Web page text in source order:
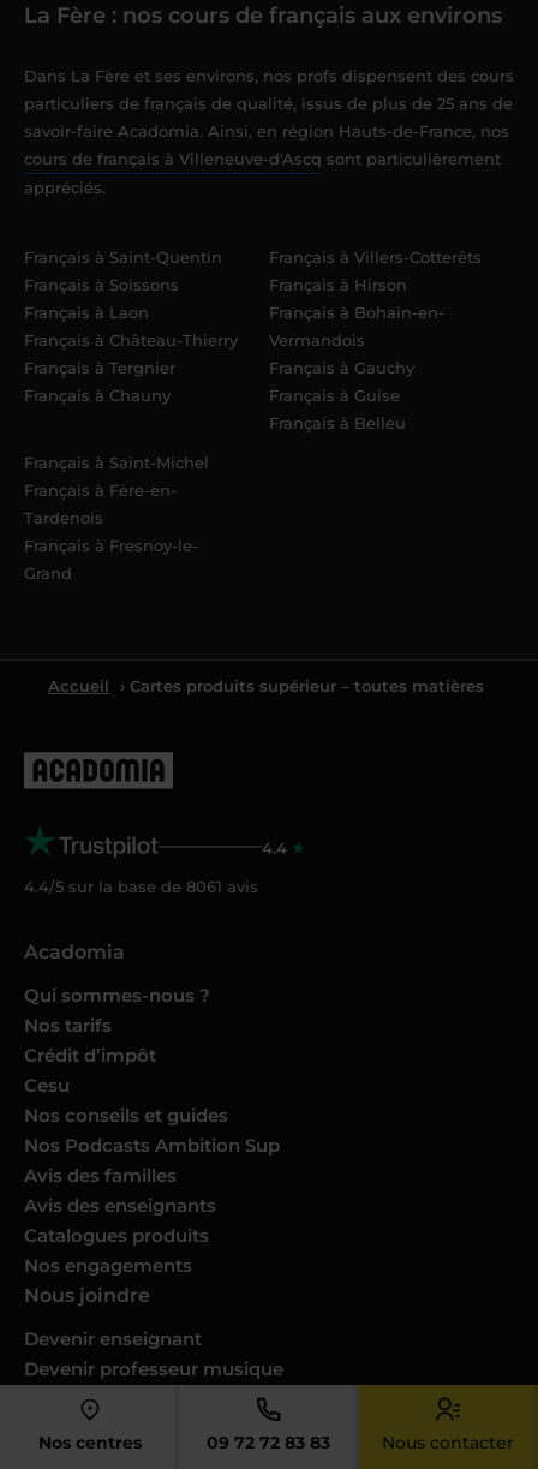
Nos centres 09 72 72 83 83 Nous contacter
La Fère : nos cours de français aux environs
Dans La Fère et ses environs, nos profs dispensent des cours
particuliers de français de qualité, issus de plus de 25 ans de
savoir-faire Acadomia. Ainsi, en région Hauts-de-France, nos
cours de français à Villeneuve-d'Ascq sont particulièrement
appréciés.
Français à Saint-Quentin
Français à Soissons
Français à Laon
Français à Château-Thierry
Français à Tergnier
Français à Chauny
Français à Villers-Cotterêts
Français à Hirson
Français à Bohain-en-
Vermandois
Français à Gauchy
Français à Guise
Français à Belleu
Français à Saint-Michel
Français à Fère-en-
Tardenois
Français à Fresnoy-le-
Grand
Accueil › Cartes produits supérieur – toutes matières
4.4
4.4/5 sur la base de 8061 avis
Acadomia
Qui sommes-nous ?
Nos tarifs
Crédit d’impôt
Cesu
Nos conseils et guides
Nos Podcasts Ambition Sup
Avis des familles
Avis des enseignants
Catalogues produits
Nos engagements
Nous joindre
Devenir enseignant
Devenir professeur musique
Trouver un cours dans ma ville
Donner des cours dans votre ville